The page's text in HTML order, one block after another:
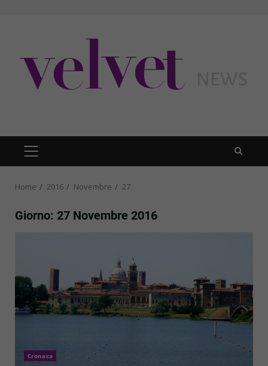
PRIMARY
MENU
Home 2016 Novembre 27
Giorno: 27 Novembre 2016
Cronaca